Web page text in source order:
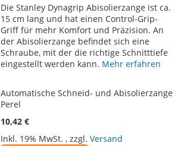
HINZUFÜGEN
HINZUFÜGEN
Die Stanley Dynagrip Abisolierzange ist ca.
15 cm lang und hat einen Control-Grip-
Griff für mehr Komfort und Präzision. An
der Abisolierzange befindet sich eine
Schraube, mit der die richtige Schnitttiefe
eingestellt werden kann. Mehr erfahren
Automatische Schneid- und Abisolierzange
Perel
10,42 €
Inkl. 19% MwSt. , zzgl. Versand